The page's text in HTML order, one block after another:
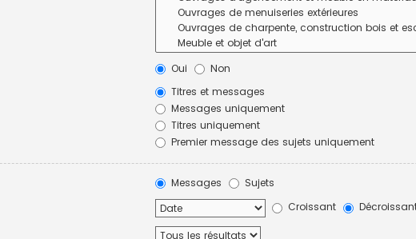
Oui
Non
Titres et messages
Messages uniquement
Titres uniquement
Premier message des sujets uniquement
Messages
Sujets
Croissant